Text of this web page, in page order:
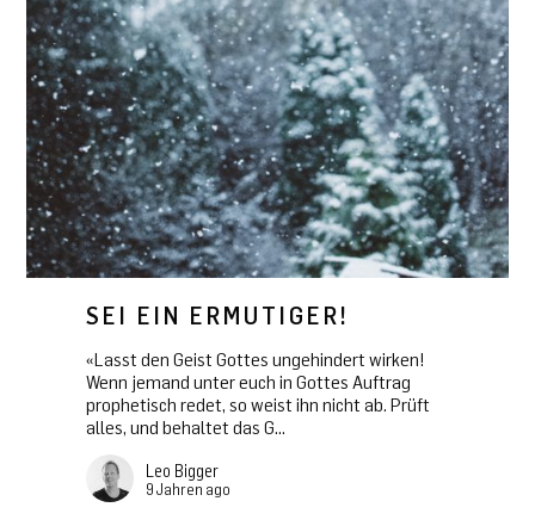
SEI EIN ERMUTIGER!
«Lasst den Geist Gottes ungehindert wirken!
Wenn jemand unter euch in Gottes Auftrag
prophetisch redet, so weist ihn nicht ab. Prüft
alles, und behaltet das G...
Leo Bigger
9 Jahren ago